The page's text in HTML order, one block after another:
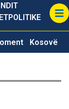
POLITIKE
Kosovë